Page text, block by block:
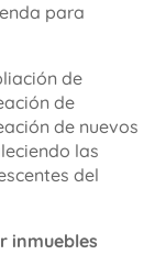
para
de
de
de nuevos
las
del
inmuebles